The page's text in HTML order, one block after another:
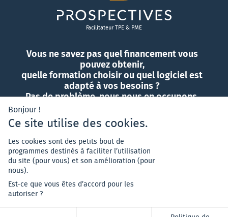
Facilitateur TPE & PME
Vous ne savez pas quel financement vous
pouvez obtenir,
quelle formation choisir ou quel logiciel est
adapté à vos besoins ?
Pas de problème, nous nous en occupons.
Contactez-nous
Bonjour !
Ce site utilise des cookies.
Les cookies sont des petits bout de
programmes destinés à faciliter l’utilisation
du site (pour vous) et son amélioration (pour
nous).
Est-ce que vous êtes d’accord pour les
autoriser ?